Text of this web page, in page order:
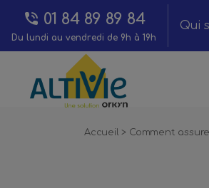
01 84 89 89 84
Du lundi au vendredi de 9h à 19h
Qui
Accueil> Comment